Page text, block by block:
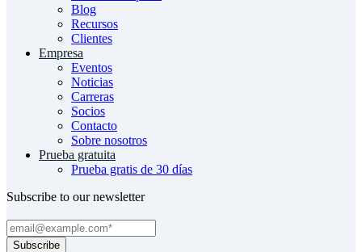
Blog
Recursos
Clientes
Empresa
Eventos
Noticias
Carreras
Socios
Contacto
Sobre nosotros
Prueba gratuita
Prueba gratis de 30 días
Subscribe to our newsletter